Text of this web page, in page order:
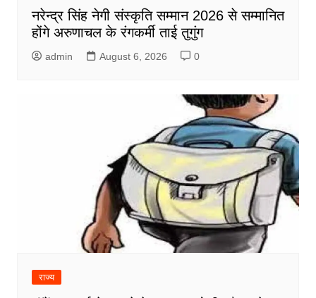
नरेन्द्र सिंह नेगी संस्कृति सम्मान 2026 से सम्मानित
होंगे अरुणाचल के रंगकर्मी ताई तुगुंग
admin August 6, 2026 0
राज्य